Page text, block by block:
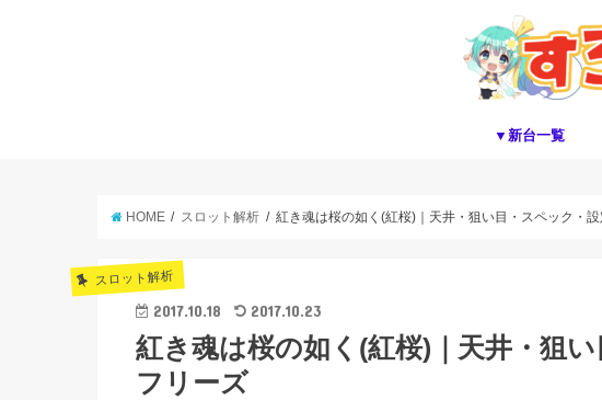
▼新台一覧
HOME スロット解析 紅き魂は桜の如く(紅桜)｜天井・狙い目・スペック・
スロット解析
2017.10.18 2017.10.23
紅き魂は桜の如く(紅桜)｜天井・狙
フリーズ